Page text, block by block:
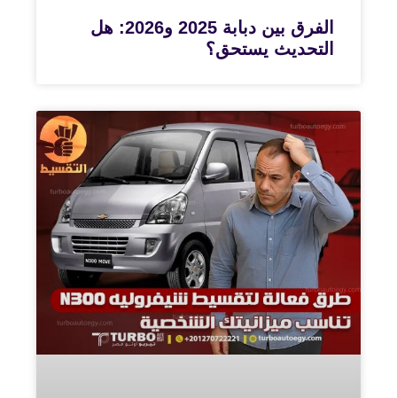
الفرق بين دبابة 2025 و2026: هل
التحديث يستحق؟